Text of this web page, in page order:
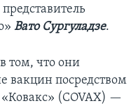
Вато Сургуладзе.
том, что они
вакцин посредством
(COVAX) —